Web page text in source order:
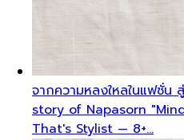
จากความหลงใหลในแฟชั่น
story of Napasorn
That's Stylist — 8+…